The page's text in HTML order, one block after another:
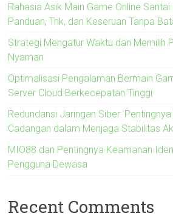
Rahasia Asik Main Game Online Santai
Panduan, Trik, dan Keseruan Tanpa
Strategi Mengatur Waktu dan Memilih
Nyaman
Optimalisasi Pengalaman Bermain
Server Cloud Berkecepatan Tinggi
Redundansi Jaringan Siber:
Cadangan dalam Menjaga Stabilitas
MIO88 dan Pentingnya Keamanan
Pengguna Dewasa
Recent Comments